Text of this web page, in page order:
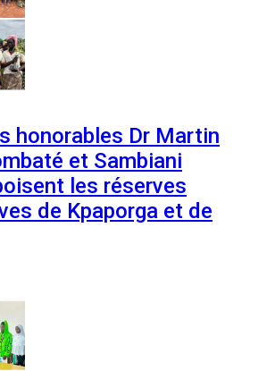
honorables Dr Martin
et Sambiani
les réserves
de Kpaporga et de